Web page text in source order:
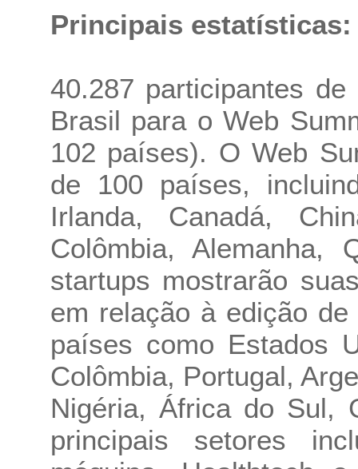
Principais estatísticas:
40.287 participantes
Brasil para o Web
102 países). O Web
de 100 países,
Irlanda, Canadá,
Colômbia, Alemanha,
startups mostrarão
em relação à edição
países como Estados
Colômbia, Portugal,
Nigéria, África do Sul,
principais setores